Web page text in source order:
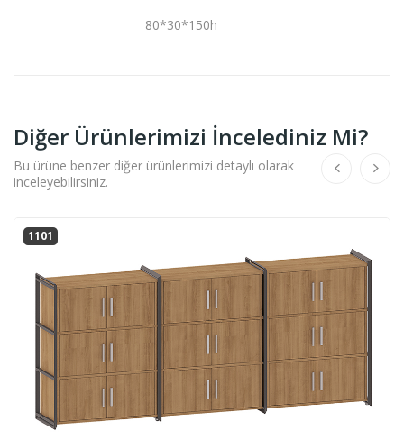
80*30*150h
Diğer Ürünlerimizi İncelediniz Mi?
Bu ürüne benzer diğer ürünlerimizi detaylı olarak
inceleyebilirsiniz.
1101